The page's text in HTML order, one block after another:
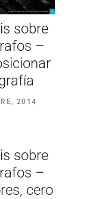
sobre
–
2014
sobre
–
cero